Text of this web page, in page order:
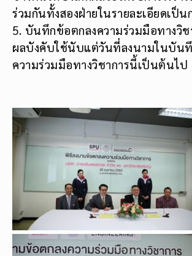
ร่วมกันทั้งสองฝ่ายในรายละเอียดเป็
5. บันทึกข้อตกลงความร่วมมือทางวิ
ผลบังคับใช้นับแต่วันที่ลงนามในบัน
ความร่วมมือทางวิชาการนี้เป็นต้นไป